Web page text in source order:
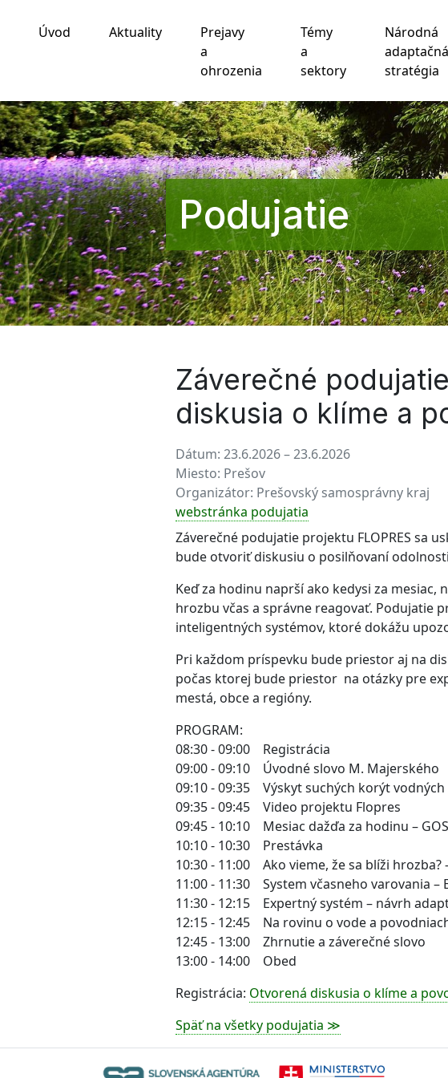
Používame cookies
funkčnosti webovej stránky,pre lepší zážitok na webe na
zobrazovanie reklám ktoré sú pre vás relevantnejšie.
Súhlasím Odmietam Zmeniť moje nastavenia
Úvod Aktuality
Prejavy
a
ohrozenia
Témy
a
sektory
Národná
adaptačná
stratégia
Podujatie
Záverečné
diskusia o klíme a
Dátum: 23.6.2026 – 23.6.2026
Miesto: Prešov
Organizátor: Prešovský samosprávny kraj
webstránka podujatia
Záverečné podujatie projektu FLOPRES sa
bude otvoriť diskusiu o posilňovaní
Keď za hodinu naprší ako kedysi za
hrozbu včas a správne reagovať. Podujatie
inteligentných systémov, ktoré dokážu
Pri každom príspevku bude priestor aj na
počas ktorej bude priestor na otázky pre
mestá, obce a regióny.
PROGRAM:
08:30 - 09:00 Registrácia
09:00 - 09:10 Úvodné slovo M. Majerského
09:10 - 09:35 Výskyt suchých korýt
09:35 - 09:45 Video projektu Flopres
09:45 - 10:10 Mesiac dažďa za hodinu –
10:10 - 10:30 Prestávka
10:30 - 11:00 Ako vieme, že sa blíži hrozba?
11:00 - 11:30 System včasneho varovania –
11:30 - 12:15 Expertný systém – návrh
12:15 - 12:45 Na rovinu o vode a
12:45 - 13:00 Zhrnutie a záverečné slovo
13:00 - 14:00 Obed
Registrácia: Otvorená diskusia o klíme a
Späť na všetky podujatia ≫